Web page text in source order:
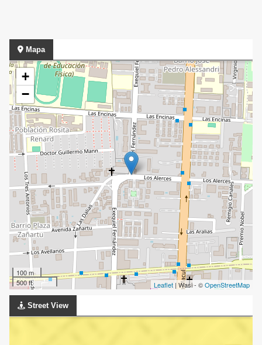
Mapa
+
−
100 m
500 ft
Leaflet | Wasi - ©OpenStreetMap
Street View